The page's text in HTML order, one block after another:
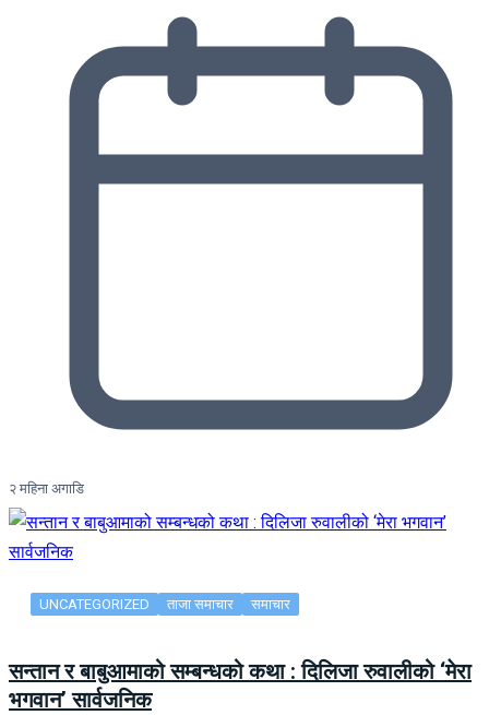
२ महिना अगाडि
UNCATEGORIZED ताजा समाचार समाचार
सन्तान र बाबुआमाको सम्बन्धको कथा : दिलिजा रुवालीको ‘मेरा
भगवान’ सार्वजनिक